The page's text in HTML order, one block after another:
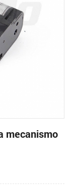
mecanismo